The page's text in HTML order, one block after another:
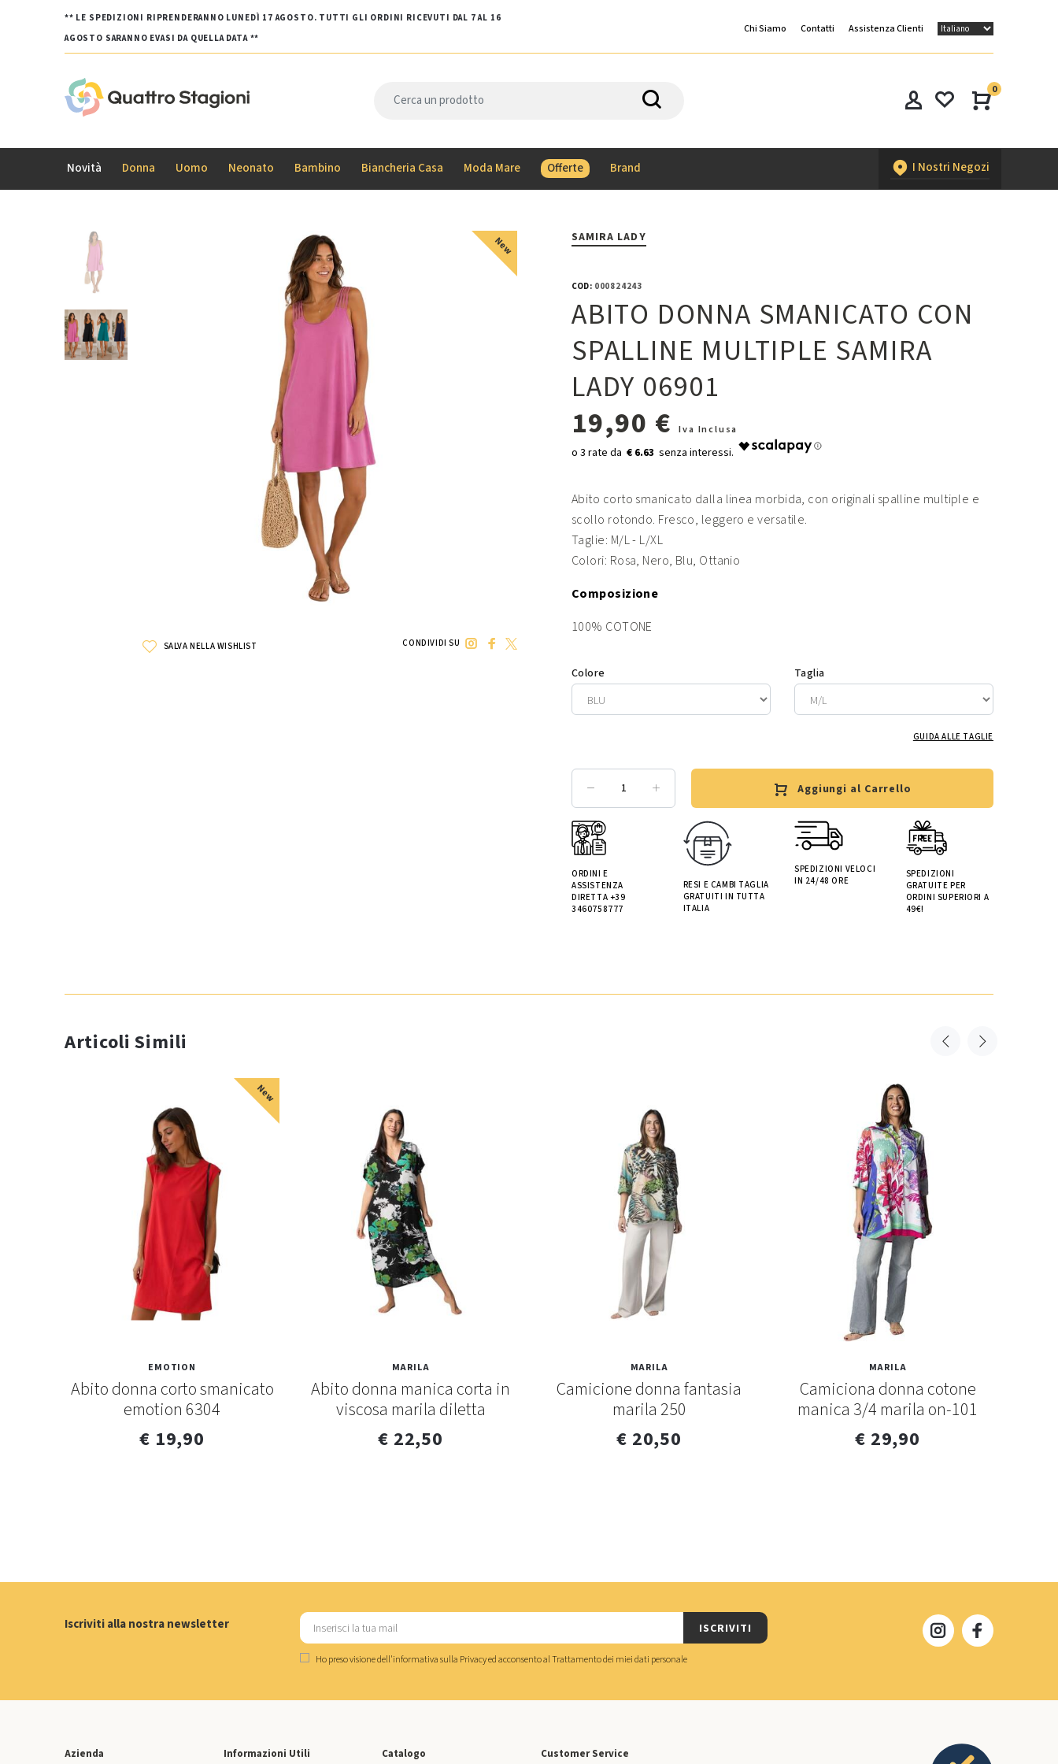
** LE SPEDIZIONI RIPRENDERANNO LUNEDÌ 17 AGOSTO. TUTTI GLI ORDINI RICEVUTI DAL 7 AL 16
AGOSTO SARANNO EVASI DA QUELLA DATA **
Chi Siamo Contatti Assistenza Clienti
0
Novità Donna Uomo Neonato Bambino Biancheria Casa Moda Mare Offerte Brand I Nostri Negozi
New
SALVA NELLA WISHLIST CONDIVIDI SU
SAMIRA LADY
COD:000824243
ABITO DONNA SMANICATO CON
SPALLINE MULTIPLE SAMIRA
LADY 06901
19,90 €
Iva Inclusa
€ 6.63
Abito corto smanicato dalla linea morbida, con originali spalline multiple e
scollo rotondo. Fresco, leggero e versatile.
Taglie: M/L - L/XL
Colori: Rosa, Nero, Blu, Ottanio
Composizione
100% COTONE
Colore Taglia
GUIDA ALLE TAGLIE
Aggiungi al Carrello
ORDINI E
ASSISTENZA
DIRETTA +39
3460758777
RESI E CAMBI TAGLIA
GRATUITI IN TUTTA
ITALIA
SPEDIZIONI VELOCI
IN 24/48 ORE
SPEDIZIONI
GRATUITE PER
ORDINI SUPERIORI A
49€!
Articoli Simili
New
EMOTION
Abito donna corto smanicato
emotion 6304
€ 19,90
MARILA
Abito donna manica corta in
viscosa marila diletta
€ 22,50
MARILA
Camicione donna fantasia
marila 250
€ 20,50
MARILA
Camiciona donna cotone
manica 3/4 marila on-101
€ 29,90
Iscriviti alla nostra newsletter ISCRIVITI
Ho preso visione dell'informativa sulla Privacyed acconsento alTrattamento dei miei dati personale
Azienda Informazioni Utili Catalogo Customer Service